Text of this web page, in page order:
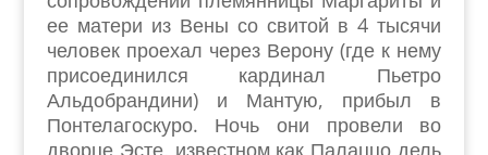
ее матери из Вены со свитой в 4 тысячи
человек проехал через Верону (где к нему
присоединился кардинал Пьетро
Альдобрандини) и Мантую, прибыл в
Понтелагоскуро. Ночь они провели во
дворце Эсте, известном как Палаццо дель